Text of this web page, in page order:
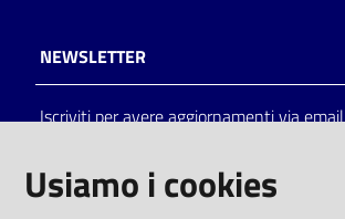
on line
NEWSLETTER
Iscriviti per avere aggiornamenti via email
Usiamo i cookies